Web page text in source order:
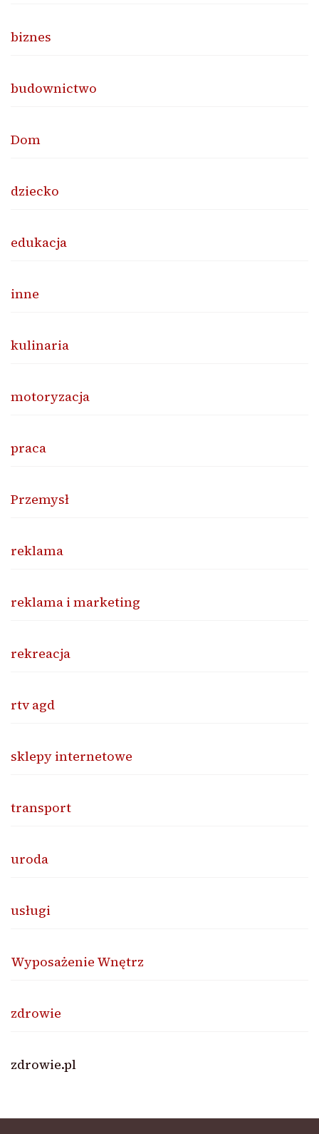
biznes
budownictwo
Dom
dziecko
edukacja
inne
kulinaria
motoryzacja
praca
Przemysł
reklama
reklama i marketing
rekreacja
rtv agd
sklepy internetowe
transport
uroda
usługi
Wyposażenie Wnętrz
zdrowie
zdrowie.pl